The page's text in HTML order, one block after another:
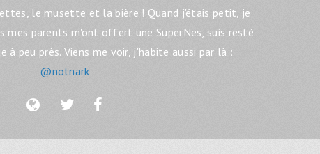
le musette et la bière ! Quand j'étais petit, je
parents m'ont offert une SuperNes, suis resté
à peu près. Viens me voir, j'habite aussi par là :
@notnark